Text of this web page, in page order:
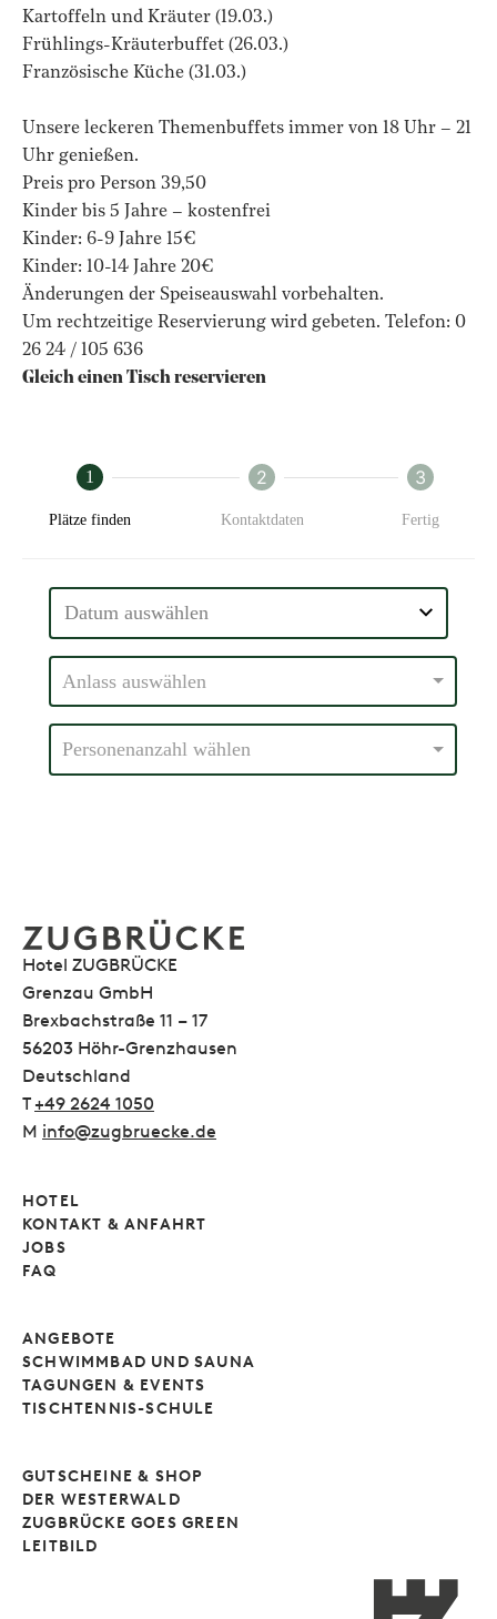
Kartoffeln und Kräuter (19.03.)
Frühlings-Kräuterbuffet (26.03.)
Französische Küche (31.03.)
Unsere leckeren Themenbuffets immer von 18 Uhr – 21
Uhr genießen.
Preis pro Person 39,50
Kinder bis 5 Jahre – kostenfrei
Kinder: 6-9 Jahre 15€
Kinder: 10-14 Jahre 20€
Änderungen der Speiseauswahl vorbehalten.
Um rechtzeitige Reservierung wird gebeten. Telefon: 0
26 24 / 105 636
Gleich einen Tisch reservieren
Hotel ZUGBRÜCKE
Grenzau GmbH
Brexbachstraße 11 – 17
56203 Höhr-Grenzhausen
Deutschland
T +49 2624 1050
M info@zugbruecke.de
HOTEL
KONTAKT & ANFAHRT
JOBS
FAQ
ANGEBOTE
SCHWIMMBAD UND SAUNA
TAGUNGEN & EVENTS
TISCHTENNIS-SCHULE
GUTSCHEINE & SHOP
DER WESTERWALD
ZUGBRÜCKE GOES GREEN
LEITBILD